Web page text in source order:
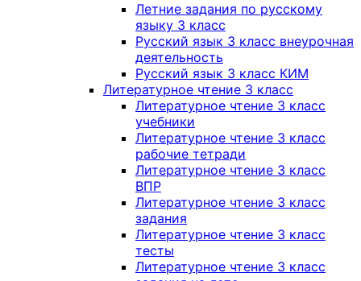
Летние задания по русскому
языку 3 класс
Русский язык 3 класс внеурочная
деятельность
Русский язык 3 класс КИМ
Литературное чтение 3 класс
Литературное чтение 3 класс
учебники
Литературное чтение 3 класс
рабочие тетради
Литературное чтение 3 класс
ВПР
Литературное чтение 3 класс
задания
Литературное чтение 3 класс
тесты
Литературное чтение 3 класс